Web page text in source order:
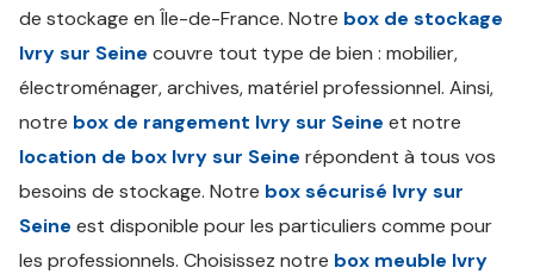
de stockage en Île-de-France. Notre box de stockage
Ivry sur Seine couvre tout type de bien : mobilier,
électroménager, archives, matériel professionnel. Ainsi,
notre box de rangement Ivry sur Seine et notre
location de box Ivry sur Seine répondent à tous vos
besoins de stockage. Notre box sécurisé Ivry sur
Seine est disponible pour les particuliers comme pour
les professionnels. Choisissez notre box meuble Ivry